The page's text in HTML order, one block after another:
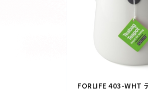
FORLIFE 403-WHT